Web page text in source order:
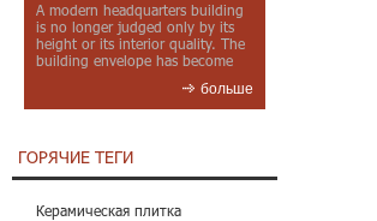
A modern headquarters building
is no longer judged only by its
height or its interior quality. The
building envelope has become
больше
ГОРЯЧИЕ ТЕГИ
Керамическая плитка